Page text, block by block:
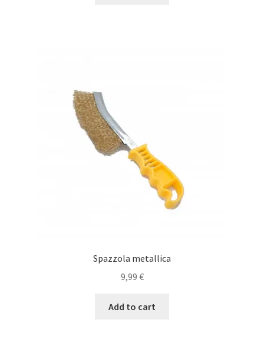
Spazzola metallica
9,99 €
Add to cart